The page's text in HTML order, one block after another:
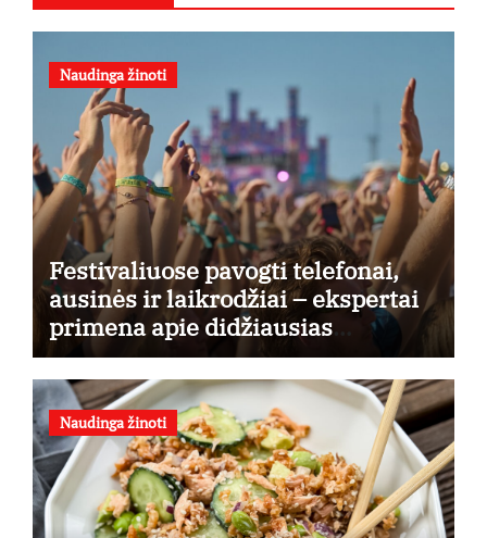
Naudinga žinoti
Festivaliuose pavogti telefonai,
ausinės ir laikrodžiai – ekspertai
primena apie didžiausias
finansines rizikas
Naudinga žinoti